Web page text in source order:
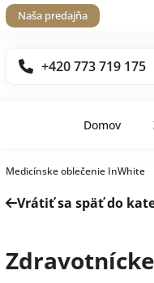
Naša predajňa
+420 773 719 175
Domov
Medicínske oblečenie InWhite
Vrátiť sa späť do